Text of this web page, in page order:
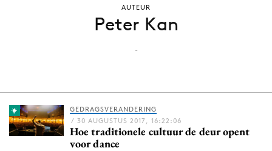
Download de app
Volg het laatste nieuws via de Adformatie
Menu
AUTEUR
Peter Kan
-
GEDRAGSVERANDERING
/ 30 AUGUSTUS 2017, 16:22:06
Hoe traditionele cultuur de deur opent
voor dance